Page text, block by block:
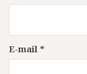
E-mail *